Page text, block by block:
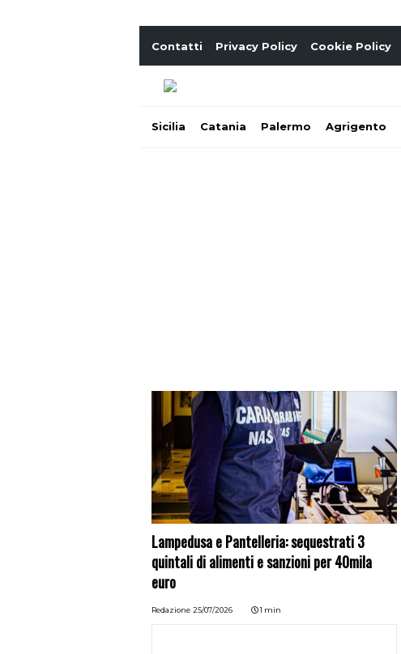
Contatti Privacy Policy Cookie Policy
Sicilia Catania Palermo Agrigento
Lampedusa e Pantelleria: sequestrati 3
quintali di alimenti e sanzioni per 40mila
euro
Redazione 25/07/2026 1 min